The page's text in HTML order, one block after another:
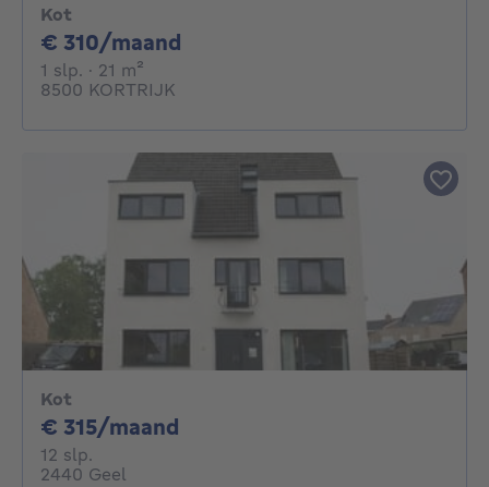
Kot
€ 310/maand
1 slp. 1 slaapkamer
· 21 m²
8500 KORTRIJK
Kot
€ 315/maand
12 slp.
2440 Geel